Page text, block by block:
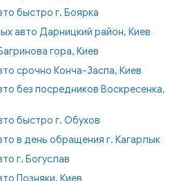
быстро г. Боярка
авто Дарницкий район, Киев
гора, Киев
срочно Конча-Заспа, Киев
без посредников Воскресенка,
быстро г. Обухов
в день обращения г. Кагарлык
г. Богуслав
Позняки, Киев